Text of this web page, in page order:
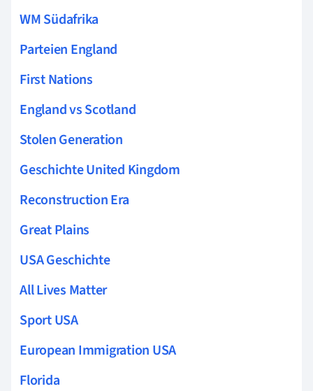
WM Südafrika
Parteien England
First Nations
England vs Scotland
Stolen Generation
Geschichte United Kingdom
Reconstruction Era
Great Plains
USA Geschichte
All Lives Matter
Sport USA
European Immigration USA
Florida